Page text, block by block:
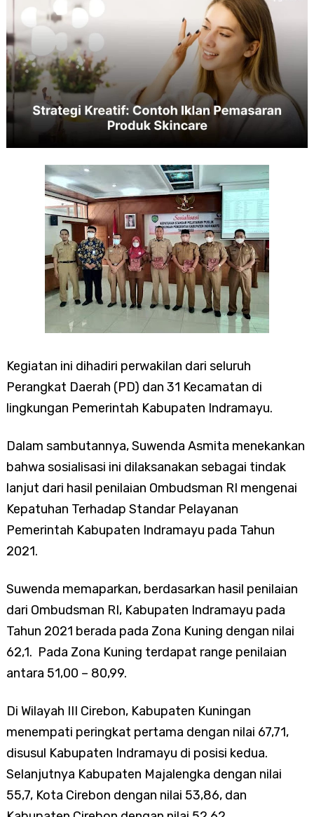
Kegiatan ini dihadiri perwakilan dari seluruh
Perangkat Daerah (PD) dan 31 Kecamatan di
lingkungan Pemerintah Kabupaten Indramayu.
Dalam sambutannya, Suwenda Asmita menekankan
bahwa sosialisasi ini dilaksanakan sebagai tindak
lanjut dari hasil penilaian Ombudsman RI mengenai
Kepatuhan Terhadap Standar Pelayanan
Pemerintah Kabupaten Indramayu pada Tahun
2021.
Suwenda memaparkan, berdasarkan hasil penilaian
dari Ombudsman RI, Kabupaten Indramayu pada
Tahun 2021 berada pada Zona Kuning dengan nilai
62,1. Pada Zona Kuning terdapat range penilaian
antara 51,00 – 80,99.
Di Wilayah III Cirebon, Kabupaten Kuningan
menempati peringkat pertama dengan nilai 67,71,
disusul Kabupaten Indramayu di posisi kedua.
Selanjutnya Kabupaten Majalengka dengan nilai
55,7, Kota Cirebon dengan nilai 53,86, dan